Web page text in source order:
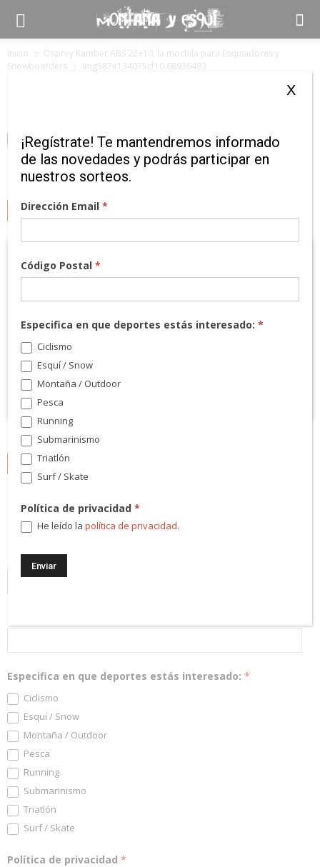
Inicio
Osprey Kamber ABS 22+10, la mochila para Esquiadores y
Snowboarders
img587e134075cf10.68936493
MARCAS
NEWSLETTER
¡Regístrate! Te mantendremos informado de las novedades y
podrás participar en nuestros sorteos.
Dirección Email
Especifica en que deportes estás interesado: *
Ciclismo
Esquí / Snow
Montaña / Outdoor
Pesca
Running
Submarinismo
Triatlón
Surf / Skate
Política de privacidad *
¡Regístrate! Te mantendremos informado
de las novedades y podrás participar en
nuestros sorteos.
Dirección Email*
Código Postal*
Especifica en que deportes estás interesado:*
Ciclismo
Esquí / Snow
Montaña / Outdoor
Pesca
Running
Submarinismo
Triatlón
Surf / Skate
Política de privacidad*
He leído lapolítica de privacidad.
X